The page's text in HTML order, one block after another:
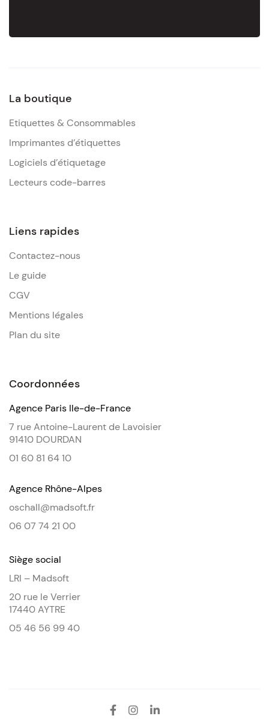
La boutique
Etiquettes & Consommables
Imprimantes d’étiquettes
Logiciels d’étiquetage
Lecteurs code-barres
Liens rapides
Contactez-nous
Le guide
CGV
Mentions légales
Plan du site
Coordonnées
Agence Paris Ile-de-France
7 rue Antoine-Laurent de Lavoisier
91410 DOURDAN
01 60 81 64 10
Agence Rhône-Alpes
oschall@madsoft.fr
06 07 74 21 00
Siège social
LRI – Madsoft
20 rue le Verrier
17440 AYTRE
05 46 56 99 40